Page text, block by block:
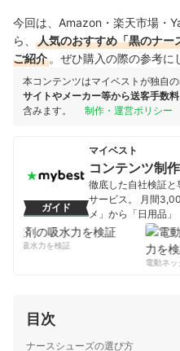
今回は、Amazon・楽天市場・
ら、
人気のおすすめ「黒のナー
ご紹介 。ぜひ購入の際の参考に
本コンテンツはマイベストが独自
サイトやメーカー等から送客手数
含みます。
制作・運営ポリシー
ガイド
マイベスト
コンテンツ制
徹底した自社検証
サービス。 月間
メ」から「日用品
ストな商品を選ん
コンテンツ制作
の吸水力を検証
電動ネッ
目次
ナースシューズの選び方